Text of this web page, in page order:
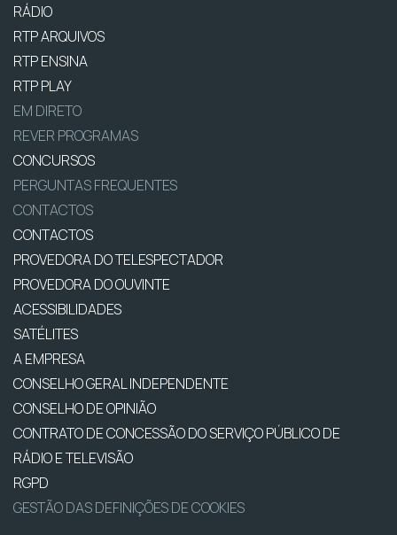
RÁDIO
RTP ARQUIVOS
RTP ENSINA
RTP PLAY
EM DIRETO
REVER PROGRAMAS
CONCURSOS
PERGUNTAS FREQUENTES
CONTACTOS
CONTACTOS
PROVEDORA DO TELESPECTADOR
PROVEDORA DO OUVINTE
ACESSIBILIDADES
SATÉLITES
A EMPRESA
CONSELHO GERAL INDEPENDENTE
CONSELHO DE OPINIÃO
CONTRATO DE CONCESSÃO DO SERVIÇO PÚBLICO DE
RÁDIO E TELEVISÃO
RGPD
GESTÃO DAS DEFINIÇÕES DE COOKIES